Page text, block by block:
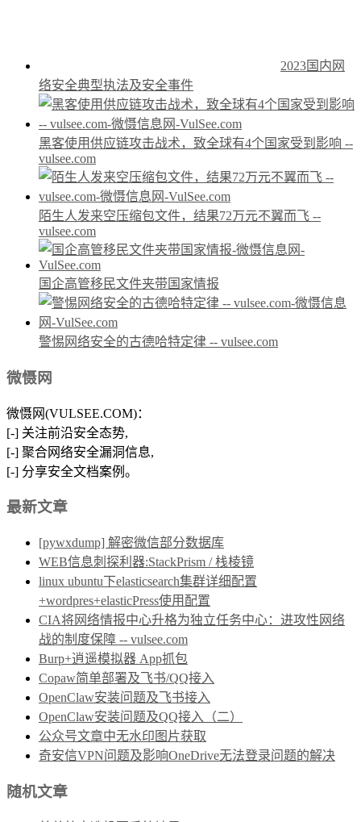
2023国内网
络安全典型执法及安全事件
黑客使用供应链攻击战术，致全球有4个国家受到影响 --
vulsee.com
陌生人发来空压缩包文件，结果72万元不翼而飞 --
vulsee.com
国企高管移民文件夹带国家情报
警惕网络安全的古德哈特定律 -- vulsee.com
微慑网
微慑网(VULSEE.COM)：
[-] 关注前沿安全态势,
[-] 聚合网络安全漏洞信息,
[-] 分享安全文档案例。
最新文章
[pywxdump] 解密微信部分数据库
WEB信息刺探利器:StackPrism / 栈棱镜
linux ubuntu下elasticsearch集群详细配置
+wordpres+elasticPress使用配置
CIA将网络情报中心升格为独立任务中心：进攻性网络
战的制度保障 -- vulsee.com
Burp+逍遥模拟器 App抓包
Copaw简单部署及飞书/QQ接入
OpenClaw安装问题及飞书接入
OpenClaw安装问题及QQ接入（二）
公众号文章中无水印图片获取
奇安信VPN问题及影响OneDrive无法登录问题的解决
随机文章